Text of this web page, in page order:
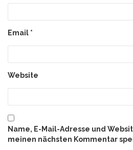
Email *
Website
Name, E-Mail-Adresse und
meinen nächsten Kommentar